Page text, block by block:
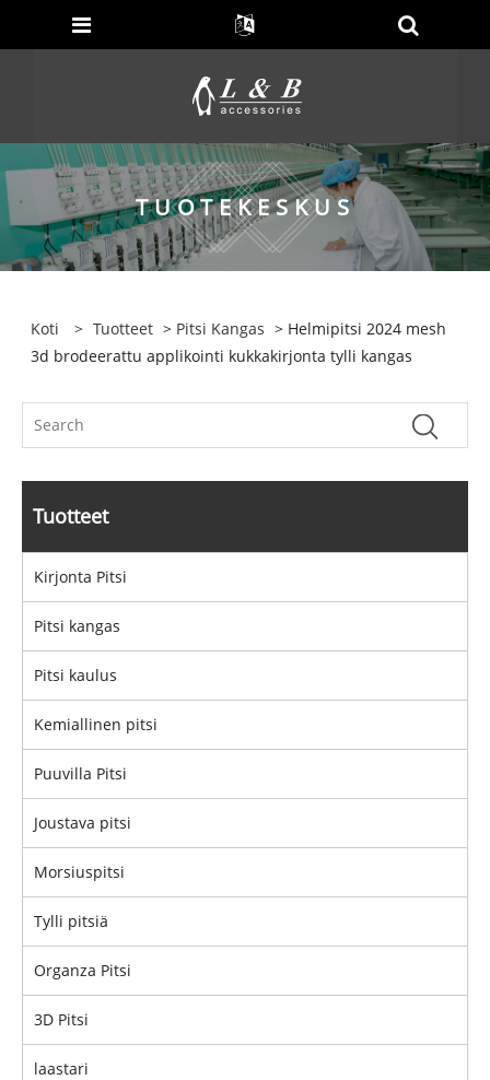
TUOTEKESKUS
Koti > Tuotteet > Pitsi Kangas > Helmipitsi 2024 mesh
3d brodeerattu applikointi kukkakirjonta tylli kangas
Tuotteet
Kirjonta Pitsi
Pitsi kangas
Pitsi kaulus
Kemiallinen pitsi
Puuvilla Pitsi
Joustava pitsi
Morsiuspitsi
Tylli pitsiä
Organza Pitsi
3D Pitsi
laastari